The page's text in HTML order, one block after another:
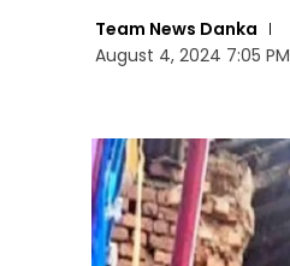
Team News Danka
August 4, 2024 7:05 PM